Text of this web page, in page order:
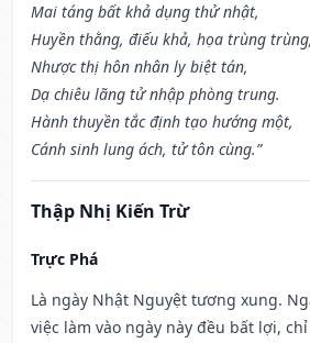
Mai táng bất khả dụng thử nhật,
Huyền thằng, điếu khả, họa trùng trùng,
Nhược thị hôn nhân ly biệt tán,
Dạ chiêu lãng tử nhập phòng trung.
Hành thuyền tắc định tạo hướng một,
Cánh sinh lung ách, tử tôn cùng.”
Thập Nhị Kiến Trừ
Trực Phá
Là ngày Nhật Nguyệt tương xung.
việc làm vào ngày này đều bất lợi,